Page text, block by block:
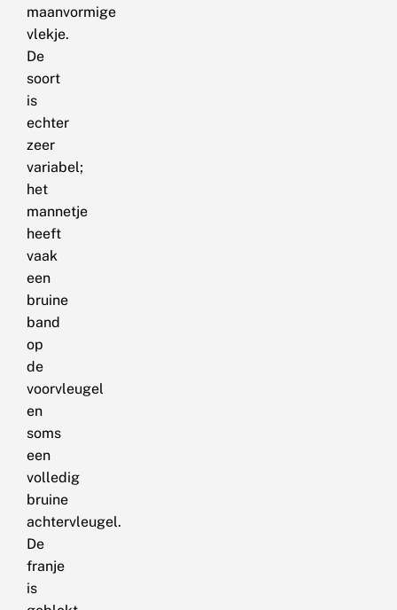
maanvormige
vlekje.
De
soort
is
echter
zeer
variabel;
het
mannetje
heeft
vaak
een
bruine
band
op
de
voorvleugel
en
soms
een
volledig
bruine
achtervleugel.
De
franje
is